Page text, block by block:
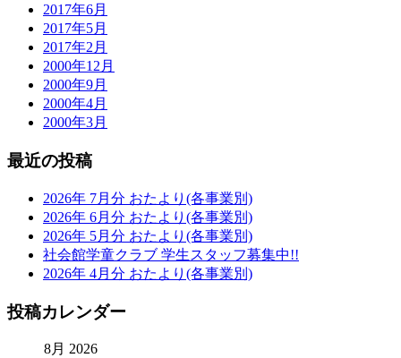
2017年6月
2017年5月
2017年2月
2000年12月
2000年9月
2000年4月
2000年3月
最近の投稿
2026年 7月分 おたより(各事業別)
2026年 6月分 おたより(各事業別)
2026年 5月分 おたより(各事業別)
社会館学童クラブ 学生スタッフ募集中!!
2026年 4月分 おたより(各事業別)
投稿カレンダー
8月 2026